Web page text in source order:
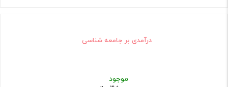
درآمدی بر جامعه شناسی
موجود